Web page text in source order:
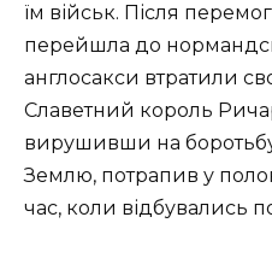
їм військ. Після
перейшла до
англосакси втратили
Славетний король
вирушивши на
Землю, потрапив у
час, коли відбувались